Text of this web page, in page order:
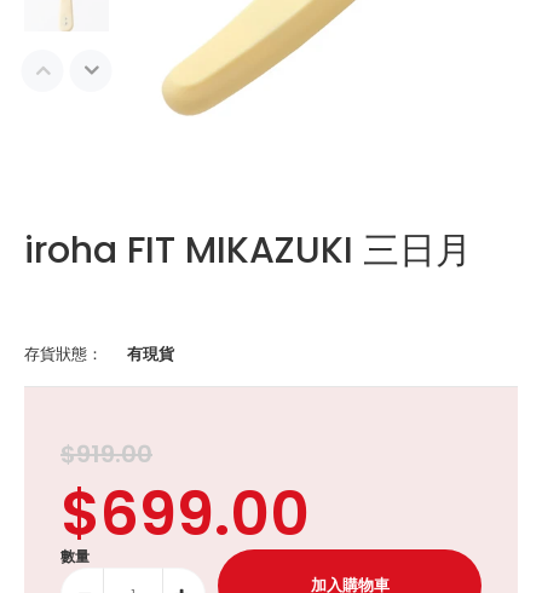
iroha FIT MIKAZUKI 三日月
存貨狀態： 有現貨
$919.00
$699.00
數量